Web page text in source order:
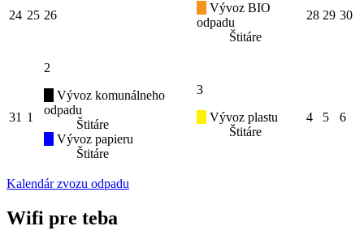
24 25 26
Vývoz BIO
odpadu
Štitáre
28 29 30
31 1
2
Vývoz komunálneho
odpadu
Štitáre
Vývoz papieru
Štitáre
3
Vývoz plastu
Štitáre
4 5 6
Kalendár zvozu odpadu
Wifi pre teba